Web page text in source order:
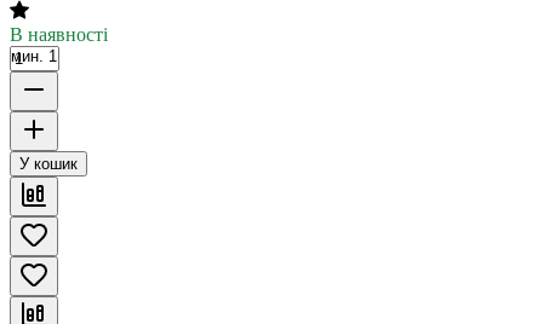
В наявності
мин. 1
У кошик